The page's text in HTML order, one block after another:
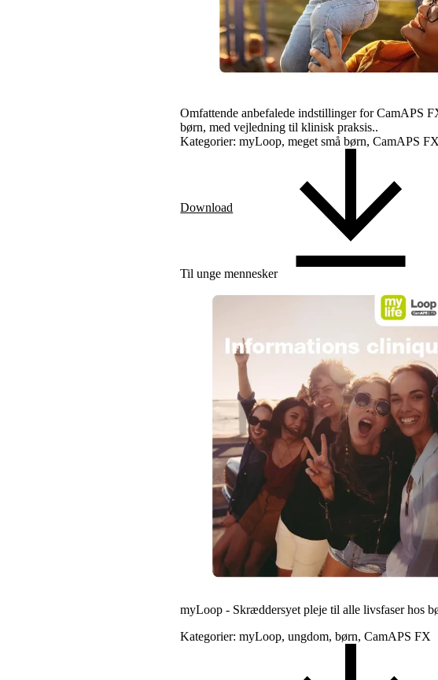
Omfattende anbefalede indstillinger for CamAPS
børn, med vejledning til klinisk praksis..
Kategorier: myLoop, meget små børn, CamAPS FX
Download
Til unge mennesker
myLoop - Skræddersyet pleje til alle livsfaser hos
Kategorier: myLoop, ungdom, børn, CamAPS FX